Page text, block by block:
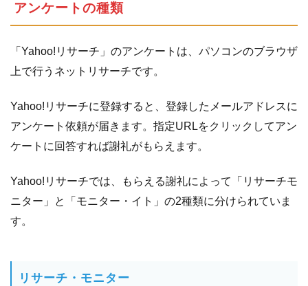
アンケートの種類
「Yahoo!リサーチ」のアンケートは、パソコンのブラウザ
上で行うネットリサーチです。
Yahoo!リサーチに登録すると、登録したメールアドレスに
アンケート依頼が届きます。指定URLをクリックしてアン
ケートに回答すれば謝礼がもらえます。
Yahoo!リサーチでは、もらえる謝礼によって「リサーチモ
ニター」と「モニター・イト」の2種類に分けられていま
す。
リサーチ・モニター